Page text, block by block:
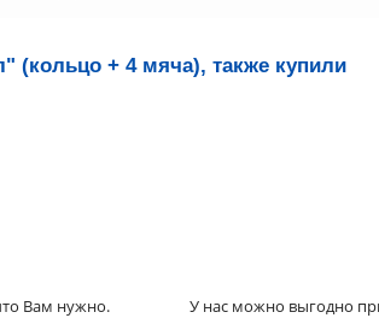
(кольцо + 4 мяча), также купили
Вам нужно.
У нас можно выгодно